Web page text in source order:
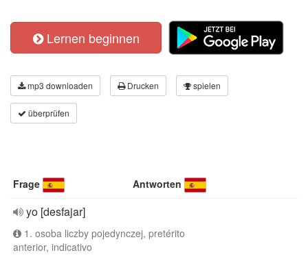
Lernen beginnen
mp3 downloaden Drucken spielen
überprüfen
Frage Antworten
yo [desfajar]
1. osoba liczby pojedynczej, pretérito
anterior, indicativo